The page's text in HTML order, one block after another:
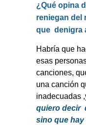
¿Qué opina
reniegan del
que denigra
Habría que
esas
canciones,
una canción
inadecuadas
quiero decir
sino que